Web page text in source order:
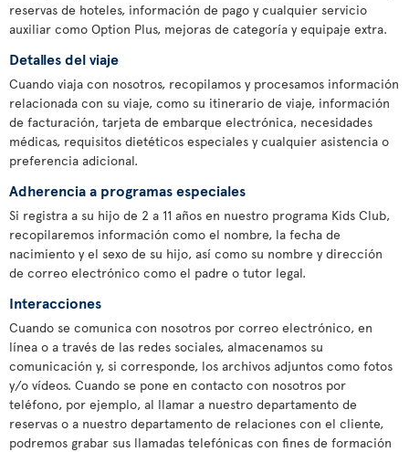
reservas de hoteles, información de pago y cualquier servicio
auxiliar como Option Plus, mejoras de categoría y equipaje extra.
Detalles del viaje
Cuando viaja con nosotros, recopilamos y procesamos información
relacionada con su viaje, como su itinerario de viaje, información
de facturación, tarjeta de embarque electrónica, necesidades
médicas, requisitos dietéticos especiales y cualquier asistencia o
preferencia adicional.
Adherencia a programas especiales
Si registra a su hijo de 2 a 11 años en nuestro programa Kids Club,
recopilaremos información como el nombre, la fecha de
nacimiento y el sexo de su hijo, así como su nombre y dirección
de correo electrónico como el padre o tutor legal.
Interacciones
Cuando se comunica con nosotros por correo electrónico, en
línea o a través de las redes sociales, almacenamos su
comunicación y, si corresponde, los archivos adjuntos como fotos
y/o vídeos. Cuando se pone en contacto con nosotros por
teléfono, por ejemplo, al llamar a nuestro departamento de
reservas o a nuestro departamento de relaciones con el cliente,
podremos grabar sus llamadas telefónicas con fines de formación